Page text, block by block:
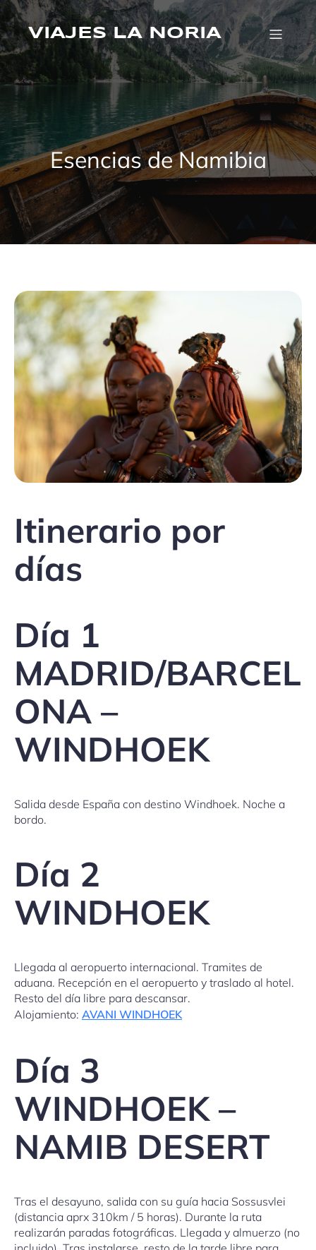
Saltar
al
contenidoVIAJES LA NORIA
Esencias de Namibia
Itinerario por
días
Día 1
MADRID/BARCEL
ONA –
WINDHOEK
Salida desde España con destino Windhoek. Noche a
bordo.
Día 2
WINDHOEK
Llegada al aeropuerto internacional. Tramites de
aduana. Recepción en el aeropuerto y traslado al hotel.
Resto del día libre para descansar.
Alojamiento: AVANI WINDHOEK
Día 3
WINDHOEK –
NAMIB DESERT
Tras el desayuno, salida con su guía hacia Sossusvlei
(distancia aprx 310km / 5 horas). Durante la ruta
realizarán paradas fotográficas. Llegada y almuerzo (no